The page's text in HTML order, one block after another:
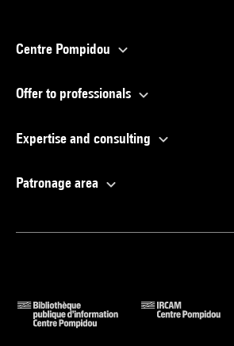
Centre Pompidou
Offer to professionals
Expertise and consulting
Patronage area